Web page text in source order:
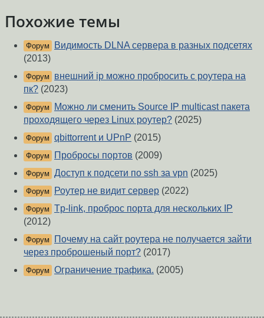
Похожие темы
Форум
Видимость DLNA сервера в разных подсетях
(2013)
Форум
внешний ip можно пробросить с роутера на
пк? (2023)
Форум
Можно ли сменить Source IP multicast пакета
проходящего через Linux роутер? (2025)
Форум qbittorrent и UPnP (2015)
Форум Пробросы портов (2009)
Форум Доступ к подсети по ssh за vpn (2025)
Форум Роутер не видит сервер (2022)
Форум Tp-link, проброс порта для нескольких IP
(2012)
Форум
Почему на сайт роутера не получается зайти
через проброшеный порт? (2017)
Форум Ограничение трафика. (2005)